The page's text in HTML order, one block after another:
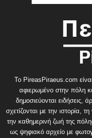
Το PireasPiraeus.com
αφιερωμένο στην πόλη
δημοσιεύονται ειδήσεις,
σχετίζονται με την ιστορία,
την καθημερινή ζωή της
ως ψηφιακό αρχείο με